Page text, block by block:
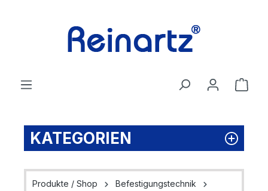
KATEGORIEN
Produkte / Shop
Befestigungstechnik